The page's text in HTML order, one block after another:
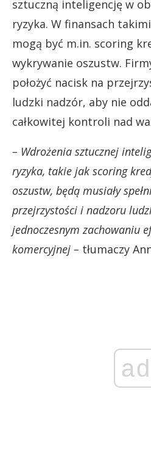
sztuczną inteligencję w
ryzyka. W finansach
mogą być m.in. scoring
wykrywanie oszustw.
położyć nacisk na
ludzki nadzór, aby nie
całkowitej kontroli nad
– Wdrożenia sztucznej
ryzyka, takie jak scoring
oszustw, będą musiały
przejrzystości i nadzoru
jednoczesnym zachowaniu
komercyjnej – tłumaczy
ad